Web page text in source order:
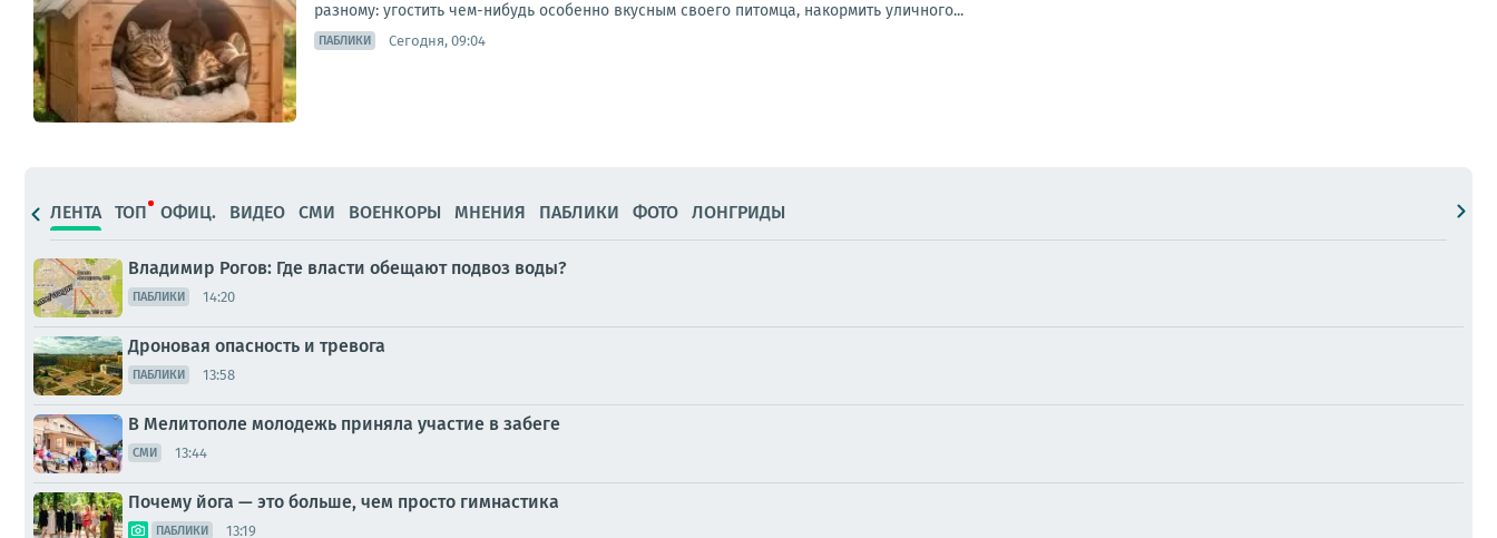
разному: угостить чем-нибудь особенно вкусным своего питомца, накормить уличного...
ПАБЛИКИ Сегодня, 09:04
ЛЕНТА ТОП ОФИЦ. ВИДЕО СМИ ВОЕНКОРЫ МНЕНИЯ ПАБЛИКИ ФОТО ЛОНГРИДЫ
Владимир Рогов: Где власти обещают подвоз воды?
ПАБЛИКИ 14:20
Дроновая опасность и тревога
ПАБЛИКИ 13:58
В Мелитополе молодежь приняла участие в забеге
СМИ 13:44
Почему йога — это больше, чем просто гимнастика
ПАБЛИКИ 13:19